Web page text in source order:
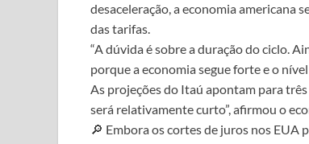
desaceleração, a economia americana
das tarifas.
“A dúvida é sobre a duração do ciclo.
porque a economia segue forte e o
As projeções do Itaú apontam para
será relativamente curto”, afirmou o
🔎 Embora os cortes de juros nos